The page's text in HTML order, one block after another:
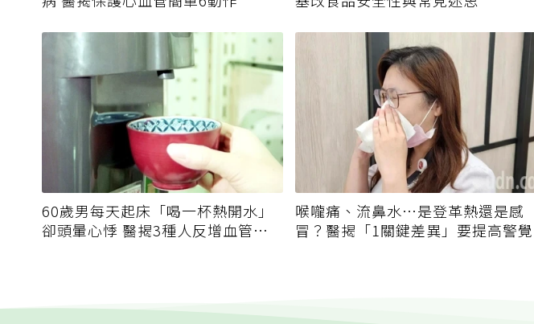
60歲男每天起床「喝一杯熱開水」
卻頭暈心悸 醫揭3種人反增血管負
喉嚨痛、流鼻水⋯是登革熱還是感
冒？醫揭「1關鍵差異」要提高警覺